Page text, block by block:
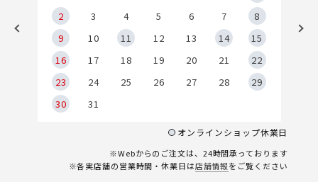
2
3 4 5 6 7
8
9
10 11 12 13 14
15
16
17 18 19 20 21
22
23
24 25 26 27 28
29
30
31
オンラインショップ休業日
※Webからのご注文は、24時間承っております
※各実店舗の営業時間・休業日は店舗情報をご覧ください